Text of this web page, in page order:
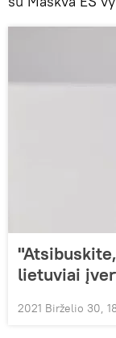
lietuviai
2021 Birželio 30,